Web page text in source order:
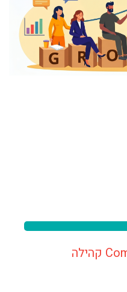
Community-Led Growth קהילה